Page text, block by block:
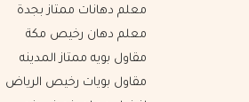
معلم دهانات ممتاز بجدة
معلم دهان رخيص مكة
مقاول بويه ممتاز المدينه
مقاول بويات رخيص الرياض